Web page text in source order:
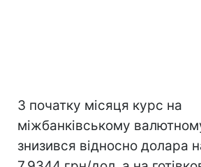
З початку місяця курс на
міжбанківському
знизився відносно долара